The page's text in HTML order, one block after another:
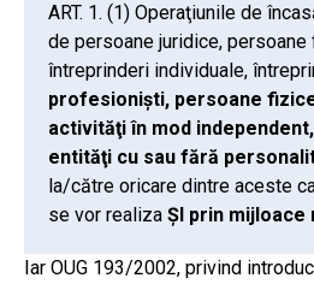
ART. 1. (1) Operaţiunile de
de persoane juridice,
întreprinderi individuale,
profesionişti, persoane
activităţi în mod
entităţi cu sau fără
la/către oricare dintre aceste
se vor realiza ȘI prin mijloace
Iar OUG 193/2002, privind